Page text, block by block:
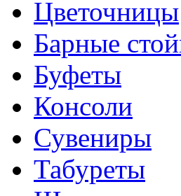
Цветочницы
Барные
Буфеты
Консоли
Сувениры
Табуреты